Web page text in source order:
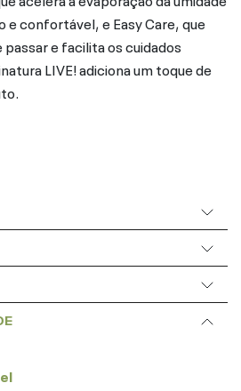
e confortável, e Easy Care, que
passar e facilita os cuidados
LIVE! adiciona um toque de